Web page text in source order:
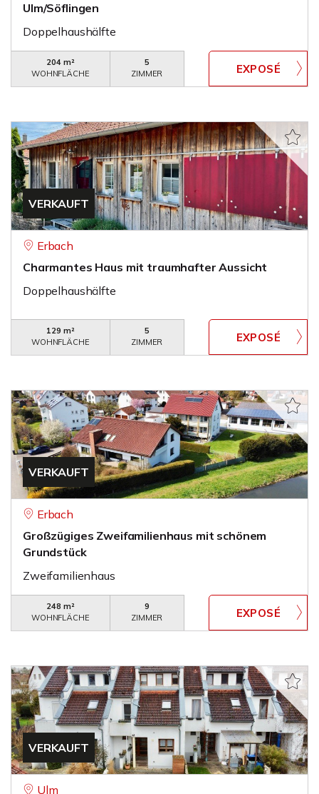
Ulm/Söflingen
Doppelhaushälfte
204 m²
WOHNFLÄCHE
5
ZIMMER
VERKAUFT
Erbach
Charmantes Haus mit traumhafter Aussicht
Doppelhaushälfte
129 m²
WOHNFLÄCHE
5
ZIMMER
VERKAUFT
Erbach
Großzügiges Zweifamilienhaus mit schönem
Grundstück
Zweifamilienhaus
248 m²
WOHNFLÄCHE
9
ZIMMER
VERKAUFT
Ulm